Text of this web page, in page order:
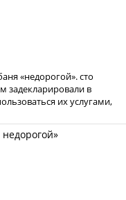
«недорогой». сто
задекларировали в
их услугами,